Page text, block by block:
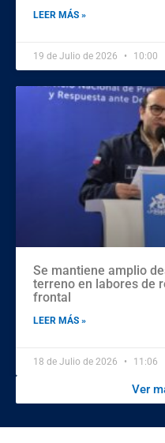
LEER MÁS »
19 de Julio de 2026 10:00
Se mantiene amplio
terreno en labores de
frontal
LEER MÁS »
18 de Julio de 2026 11:06
Ver